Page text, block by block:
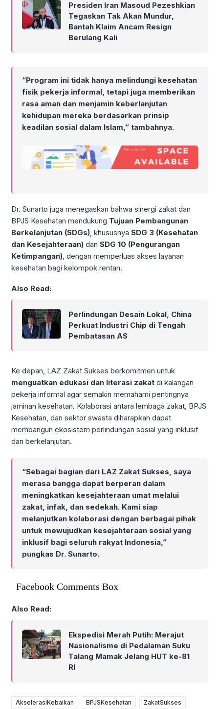
Presiden Iran Masoud Pezeshkian
Tegaskan Tak Akan Mundur,
Bantah Klaim Ancam Resign
Berulang Kali
“Program ini tidak hanya melindungi kesehatan
fisik pekerja informal, tetapi juga memberikan
rasa aman dan menjamin keberlanjutan
kehidupan mereka berdasarkan prinsip
keadilan sosial dalam Islam,” tambahnya.
Dr. Sunarto juga menegaskan bahwa sinergi zakat dan
BPJS Kesehatan mendukung Tujuan Pembangunan
Berkelanjutan (SDGs), khususnya SDG 3 (Kesehatan
dan Kesejahteraan) dan SDG 10 (Pengurangan
Ketimpangan), dengan memperluas akses layanan
kesehatan bagi kelompok rentan.
Also Read:
Perlindungan Desain Lokal, China
Perkuat Industri Chip di Tengah
Pembatasan AS
Ke depan, LAZ Zakat Sukses berkomitmen untuk
menguatkan edukasi dan literasi zakat di kalangan
pekerja informal agar semakin memahami pentingnya
jaminan kesehatan. Kolaborasi antara lembaga zakat, BPJS
Kesehatan, dan sektor swasta diharapkan dapat
membangun ekosistem perlindungan sosial yang inklusif
dan berkelanjutan.
“Sebagai bagian dari LAZ Zakat Sukses, saya
merasa bangga dapat berperan dalam
meningkatkan kesejahteraan umat melalui
zakat, infak, dan sedekah. Kami siap
melanjutkan kolaborasi dengan berbagai pihak
untuk mewujudkan kesejahteraan sosial yang
inklusif bagi seluruh rakyat Indonesia,”
pungkas Dr. Sunarto.
Facebook Comments Box
Also Read:
Ekspedisi Merah Putih: Merajut
Nasionalisme di Pedalaman Suku
Talang Mamak Jelang HUT ke-81
RI
AkselerasiKebaikan BPJSKesehatan ZakatSukses